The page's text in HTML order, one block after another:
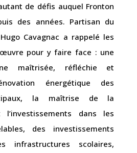
de défis auquel Fronton
des années. Partisan du
Cavagnac a rappelé les
pour y faire face : une
maîtrisée, réfléchie et
énergétique des
la maîtrise de la
l’investissements dans les
des investissements
infrastructures scolaires,